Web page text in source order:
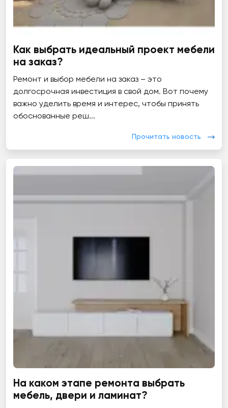
Как выбрать идеальный проект мебели
на заказ?
Ремонт и выбор мебели на заказ – это
долгосрочная инвестиция в свой дом. Вот почему
важно уделить время и интерес, чтобы принять
обоснованные реш...
Прочитать новость
На каком этапе ремонта выбрать
мебель, двери и ламинат?